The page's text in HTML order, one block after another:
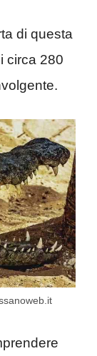
di questa
circa 280